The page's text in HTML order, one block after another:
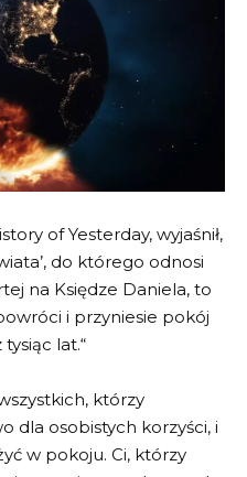
of Yesterday, wyjaśnił,
do którego odnosi
na Księdze Daniela, to
i przyniesie pokój
lat.“
którzy
dla osobistych korzyści, i
w pokoju. Ci, którzy